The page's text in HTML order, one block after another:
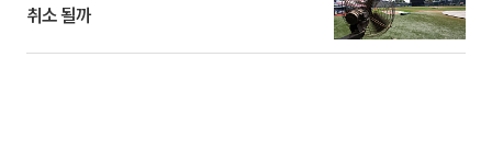
취소 될까